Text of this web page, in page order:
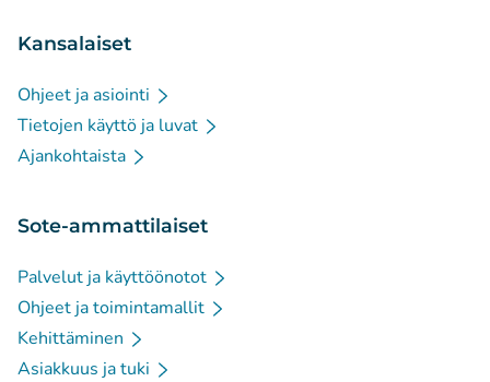
Kansalaiset
Ohjeet ja asiointi
Tietojen käyttö ja luvat
Ajankohtaista
Sote-ammattilaiset
Palvelut ja käyttöönotot
Ohjeet ja toimintamallit
Kehittäminen
Asiakkuus ja tuki